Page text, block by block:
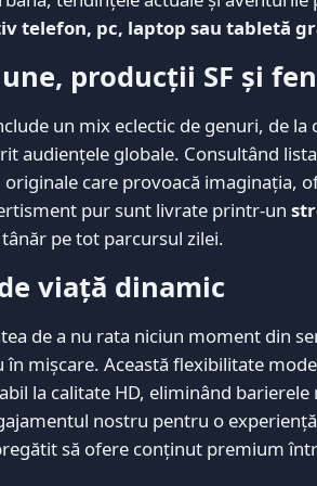
telefon, pc, laptop sau tabletă
producții SF și
un mix eclectic de genuri, de
audiențele globale. Consultând
care provoacă imaginația,
pur sunt livrate printr-un
pe tot parcursul zilei.
viață dinamic
de a nu rata niciun moment din
în mișcare. Această flexibilitate
la calitate HD, eliminând barierele
nostru pentru o
să ofere conținut premium